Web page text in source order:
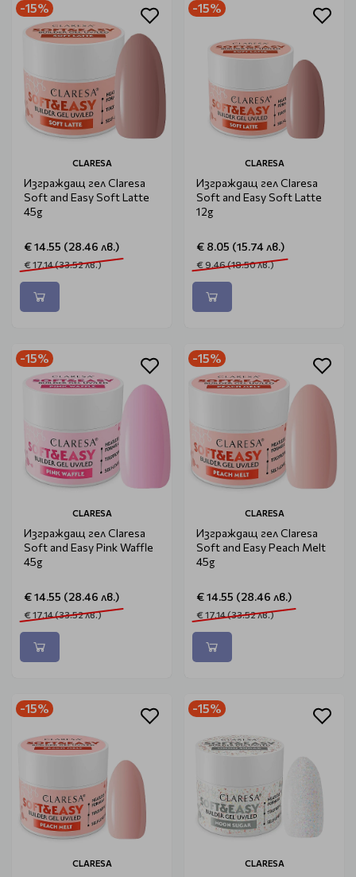
-15%
CLARESA
Изграждащ гел Claresa
Soft and Easy Soft Latte
45g
€ 14.55 (28.46 лв.)
€ 17.14 (33.52 лв.)
-15%
CLARESA
Изграждащ гел Claresa
Soft and Easy Soft Latte
12g
€ 8.05 (15.74 лв.)
€ 9.46 (18.50 лв.)
-15%
CLARESA
Изграждащ гел Claresa
Soft and Easy Pink Waffle
45g
€ 14.55 (28.46 лв.)
€ 17.14 (33.52 лв.)
-15%
CLARESA
Изграждащ гел Claresa
Soft and Easy Peach Melt
45g
€ 14.55 (28.46 лв.)
€ 17.14 (33.52 лв.)
-15%
CLARESA
-15%
CLARESA